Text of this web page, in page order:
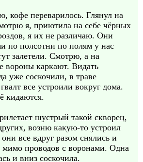
кофе переварилось. Глянул на
я, приютила на себе чёрных
я их не различаю. Они
по полсотни по полям у нас
залетели. Смотрю, а на
вороны каркают. Видать
уже соскочили, в траве
все устроили вокруг дома.
кидаются.
шустрый такой скворец,
возню какую-то устроил
все вдруг разом снялись и
мимо проводов с воронами. Одна
и вниз соскочила.